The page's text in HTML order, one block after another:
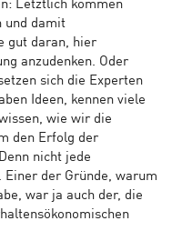
Letztlich kommen
und damit
gut daran, hier
anzudenken. Oder
sich die Experten
Ideen, kennen viele
wie wir die
den Erfolg der
nicht jede
Einer der Gründe, warum
war ja auch der, die